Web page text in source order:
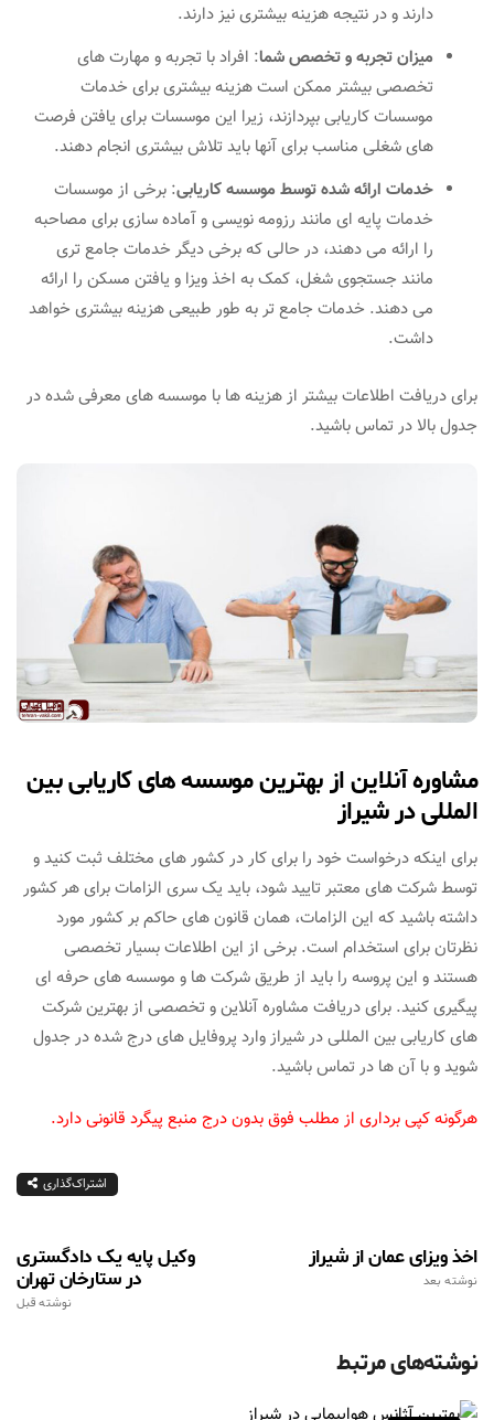
دارند و در نتیجه هزینه بیشتری نیز دارند.
میزان تجربه و تخصص شما: افراد با تجربه و مهارت های
تخصصی بیشتر ممکن است هزینه بیشتری برای خدمات
موسسات کاریابی بپردازند، زیرا این موسسات برای یافتن فرصت
های شغلی مناسب برای آنها باید تلاش بیشتری انجام دهند.
خدمات ارائه شده توسط موسسه کاریابی: برخی از موسسات
خدمات پایه ای مانند رزومه نویسی و آماده سازی برای مصاحبه
را ارائه می دهند، در حالی که برخی دیگر خدمات جامع تری
مانند جستجوی شغل، کمک به اخذ ویزا و یافتن مسکن را ارائه
می دهند. خدمات جامع تر به طور طبیعی هزینه بیشتری خواهد
داشت.
برای دریافت اطلاعات بیشتر از هزینه ها با موسسه های معرفی شده در
جدول بالا در تماس باشید.
مشاوره آنلاین از بهترین موسسه های کاریابی بین
المللی در شیراز
برای اینکه درخواست خود را برای کار در کشور های مختلف ثبت کنید و
توسط شرکت های معتبر تایید شود، باید یک سری الزامات برای هر کشور
داشته باشید که این الزامات، همان قانون های حاکم بر کشور مورد
نظرتان برای استخدام است. برخی از این اطلاعات بسیار تخصصی
هستند و این پروسه را باید از طریق شرکت ها و موسسه های حرفه ای
پیگیری کنید. برای دریافت مشاوره آنلاین و تخصصی از بهترین شرکت
های کاریابی بین المللی در شیراز وارد پروفایل های درج شده در جدول
شوید و با آن ها در تماس باشید.
هرگونه کپی برداری از مطلب فوق بدون درج منبع پیگرد قانونی دارد.
اشتراک‌گذاری
وکیل پایه یک دادگستری
در ستارخان تهران
نوشته قبل
اخذ ویزای عمان از شیراز
نوشته بعد
نوشته‌های مرتبط